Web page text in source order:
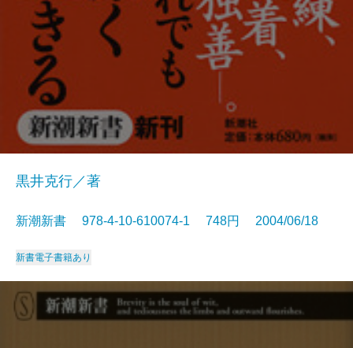
黒井克行／著
新潮新書 978-4-10-610074-1 748円 2004/06/18
新書電子書籍あり